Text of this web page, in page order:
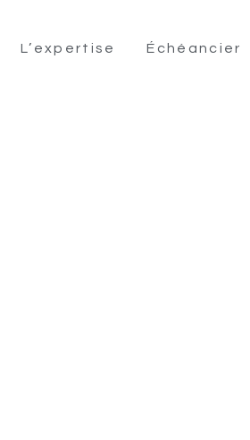
L’expertise Échéancier